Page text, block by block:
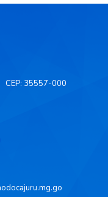
CEP: 35557-000